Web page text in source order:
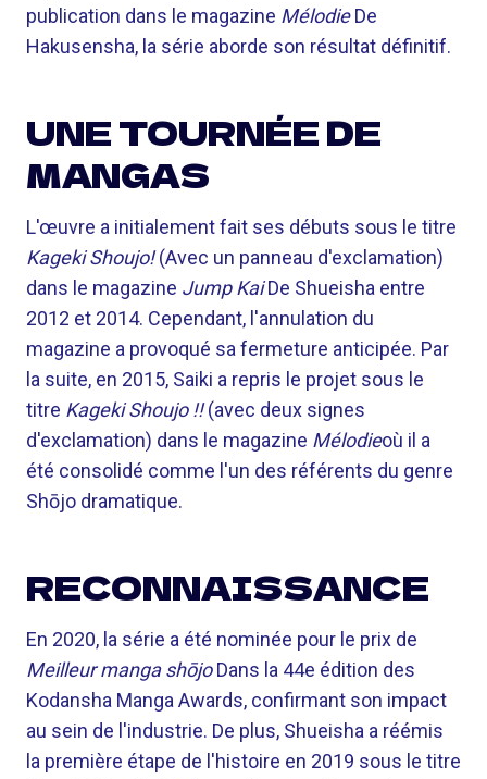
publication dans le magazine MélodieDe
Hakusensha, la série aborde son résultat définitif.
UNE TOURNÉE DE
MANGAS
L'œuvre a initialement fait ses débuts sous le titre
Kageki Shoujo!(Avec un panneau d'exclamation)
dans le magazine Jump KaiDe Shueisha entre
2012 et 2014. Cependant, l'annulation du
magazine a provoqué sa fermeture anticipée. Par
la suite, en 2015, Saiki a repris le projet sous le
titre Kageki Shoujo !!(avec deux signes
d'exclamation) dans le magazine Mélodieoù il a
été consolidé comme l'un des référents du genre
Shōjo dramatique.
RECONNAISSANCE
En 2020, la série a été nominée pour le prix de
Meilleur manga shōjoDans la 44e édition des
Kodansha Manga Awards, confirmant son impact
au sein de l'industrie. De plus, Shueisha a réémis
la première étape de l'histoire en 2019 sous le titre